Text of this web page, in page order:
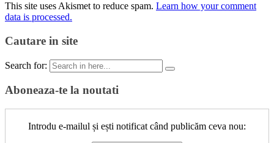
This site uses Akismet to reduce spam. Learn how your comment
data is processed.
Cautare in site
Search for:
Aboneaza-te la noutati
Introdu e-mailul și ești notificat când publicăm ceva nou: